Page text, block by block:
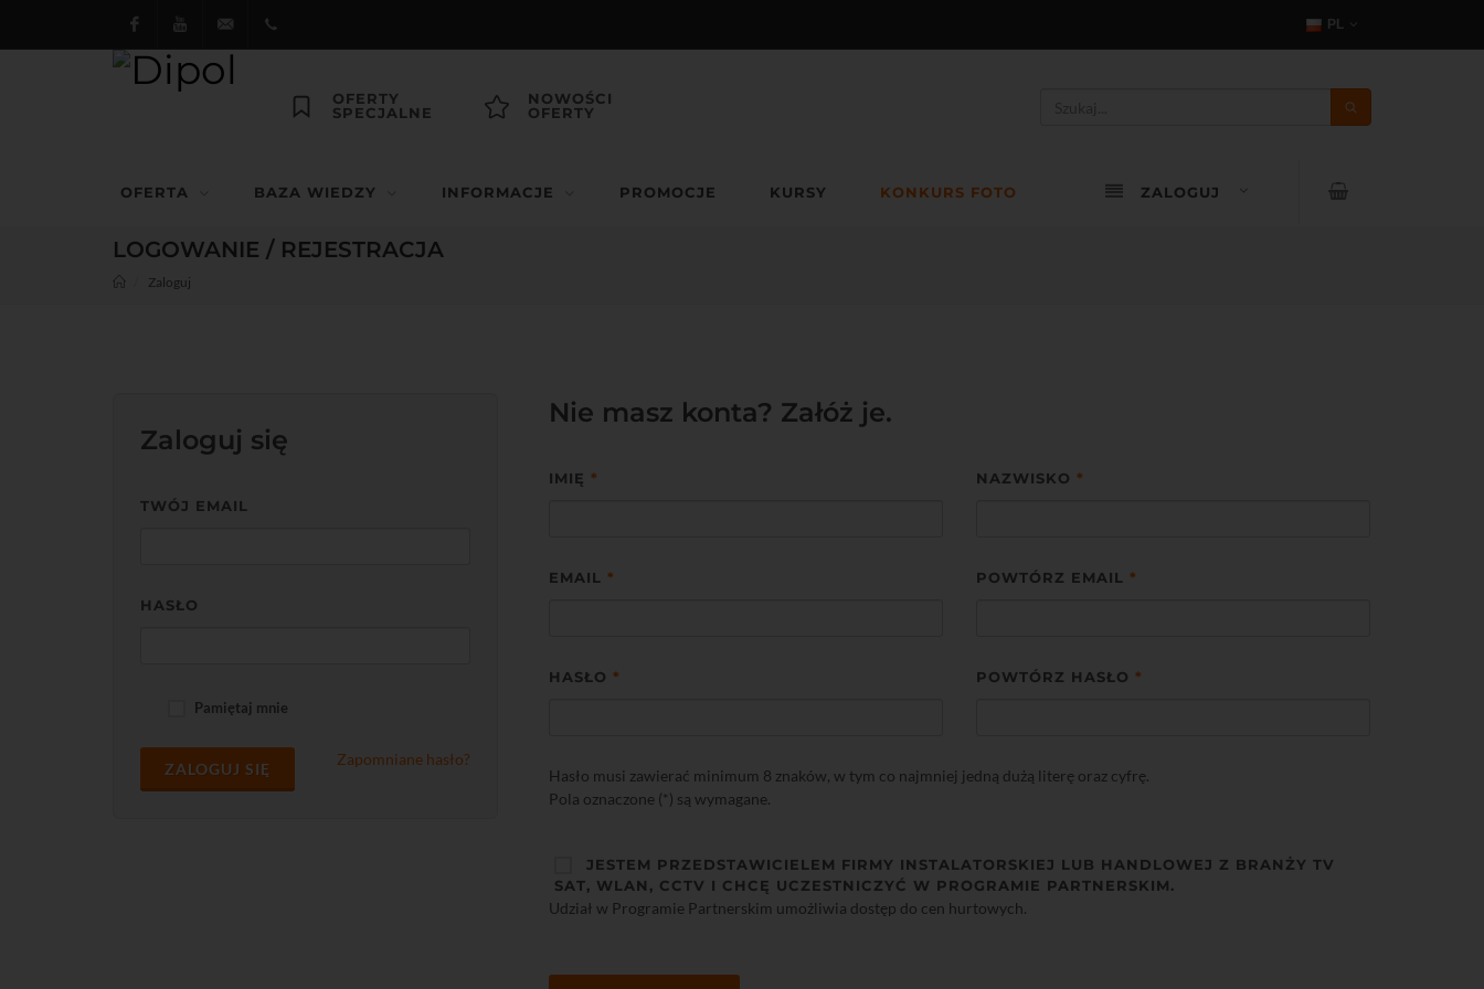
FacebookYoutubedipol@dipol.com.pl
PL
OFERTY
SPECJALNE
NOWOŚCI
OFERTY
OFERTA BAZA WIEDZY INFORMACJE PROMOCJE KURSY KONKURS FOTO ZALOGUJ
LOGOWANIE / REJESTRACJA
Zaloguj
Zaloguj się
TWÓJ EMAIL
HASŁO
Pamiętaj mnie
ZALOGUJ SIĘ
Zapomniane hasło?
Nie masz konta? Załóż je.
IMIĘ * NAZWISKO *
EMAIL * POWTÓRZ EMAIL *
HASŁO * POWTÓRZ HASŁO *
Hasło musi zawierać minimum 8 znaków, w tym co najmniej jedną dużą literę oraz cyfrę.
Pola oznaczone (*) są wymagane.
JESTEM PRZEDSTAWICIELEM FIRMY INSTALATORSKIEJ LUB HANDLOWEJ Z BRANŻY TV
SAT, WLAN, CCTV I CHCĘ UCZESTNICZYĆ W PROGRAMIE PARTNERSKIM.
Udział w Programie Partnerskim umożliwia dostęp do cen hurtowych.